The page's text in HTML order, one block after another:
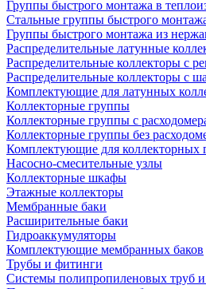
Группы быстрого монтажа в
Стальные группы быстрого
Группы быстрого монтажа из
Распределительные латунные
Распределительные коллекторы с
Распределительные коллекторы с
Комплектующие для латунных
Коллекторные группы
Коллекторные группы с
Коллекторные группы без
Комплектующие для коллекторных
Насосно-смесительные узлы
Коллекторные шкафы
Этажные коллекторы
Мембранные баки
Расширительные баки
Гидроаккумуляторы
Комплектующие мембранных баков
Трубы и фитинги
Системы полипропиленовых труб